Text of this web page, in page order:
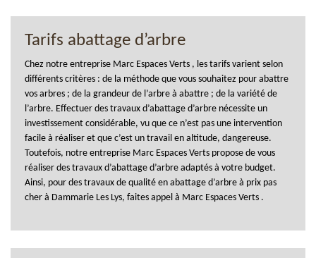
Tarifs abattage d’arbre
Chez notre entreprise Marc Espaces Verts , les tarifs varient selon
différents critères : de la méthode que vous souhaitez pour abattre
vos arbres ; de la grandeur de l’arbre à abattre ; de la variété de
l’arbre. Effectuer des travaux d’abattage d’arbre nécessite un
investissement considérable, vu que ce n’est pas une intervention
facile à réaliser et que c’est un travail en altitude, dangereuse.
Toutefois, notre entreprise Marc Espaces Verts propose de vous
réaliser des travaux d’abattage d’arbre adaptés à votre budget.
Ainsi, pour des travaux de qualité en abattage d’arbre à prix pas
cher à Dammarie Les Lys, faites appel à Marc Espaces Verts .